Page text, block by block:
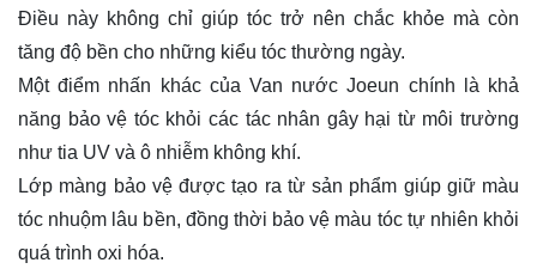
Điều này không chỉ giúp tóc trở nên chắc khỏe mà còn
tăng độ bền cho những kiểu tóc thường ngày.
Một điểm nhấn khác của Van nước Joeun chính là khả
năng bảo vệ tóc khỏi các tác nhân gây hại từ môi trường
như tia UV và ô nhiễm không khí.
Lớp màng bảo vệ được tạo ra từ sản phẩm giúp giữ màu
tóc nhuộm lâu bền, đồng thời bảo vệ màu tóc tự nhiên khỏi
quá trình oxi hóa.